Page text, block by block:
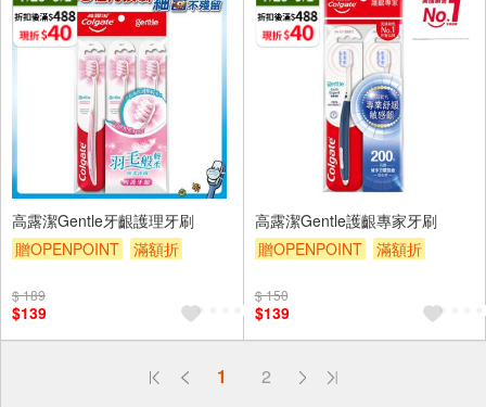
高露潔Gentle牙齦護理牙刷
贈OPENPOINT
滿額折
$ 189
$139
高露潔Gentle護齦專家牙刷
贈OPENPOINT
滿額折
$ 150
$139
1 2
偏遠地區配送